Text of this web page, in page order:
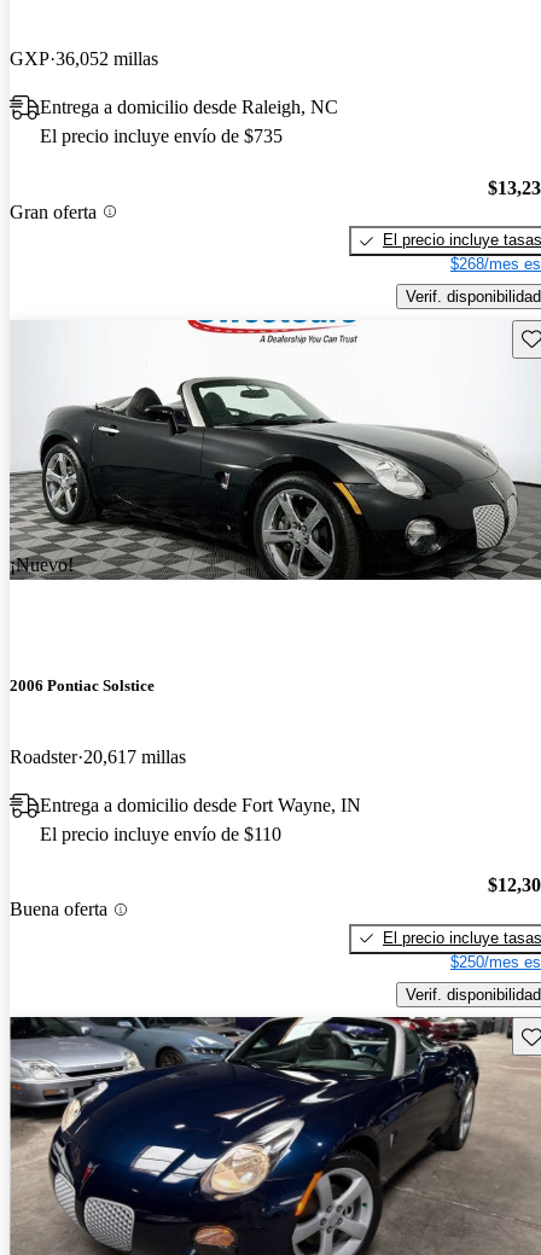
GXP 36,052 millas
Entrega a domicilio desde Raleigh, NC
El precio incluye envío de $735
Gran oferta
El precio incluye tasas
$268/mes
Verif. disponibilidad
¡Nuevo!
2006 Pontiac Solstice
Roadster 20,617 millas
Entrega a domicilio desde Fort Wayne, IN
El precio incluye envío de $110
Buena oferta
El precio incluye tasas
$250/mes
Verif. disponibilidad